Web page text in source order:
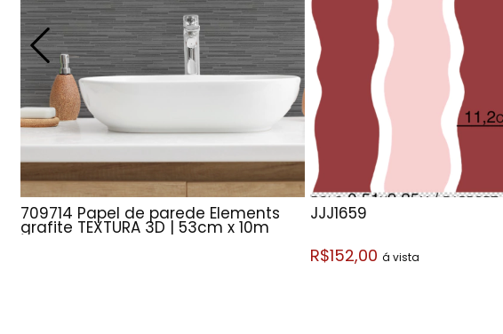
709714 Papel de parede Elements
grafite TEXTURA 3D | 53cm x 10m
JJJ1659
R$152,00 á vista